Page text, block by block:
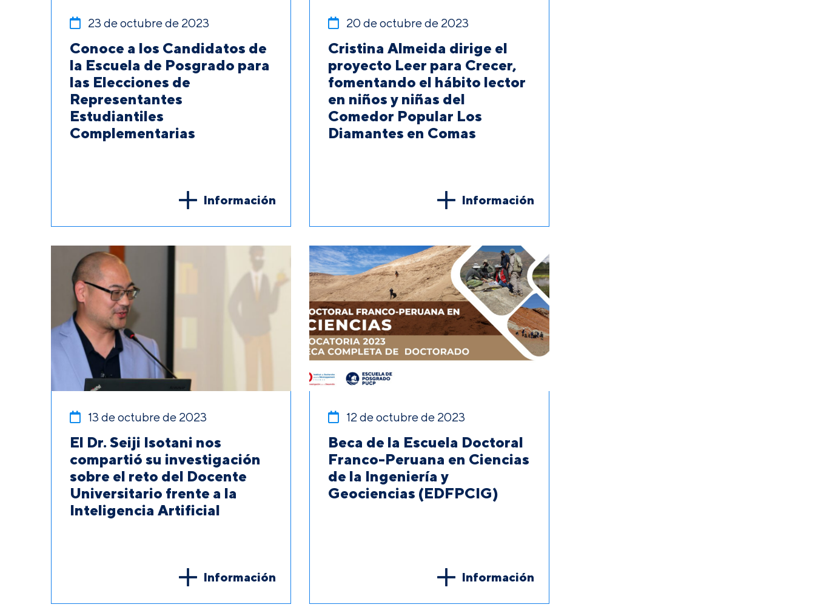
23 de octubre de 2023
Conoce a los Candidatos de
la Escuela de Posgrado para
las Elecciones de
Representantes
Estudiantiles
Complementarias
Información
20 de octubre de 2023
Cristina Almeida dirige el
proyecto Leer para Crecer,
fomentando el hábito lector
en niños y niñas del
Comedor Popular Los
Diamantes en Comas
Información
13 de octubre de 2023
El Dr. Seiji Isotani nos
compartió su investigación
sobre el reto del Docente
Universitario frente a la
Inteligencia Artificial
Información
12 de octubre de 2023
Beca de la Escuela Doctoral
Franco-Peruana en Ciencias
de la Ingeniería y
Geociencias (EDFPCIG)
Información